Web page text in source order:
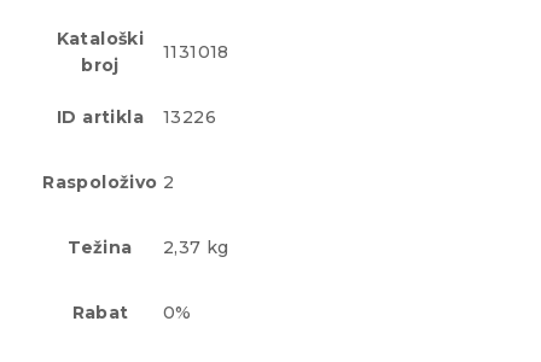
Kataloški
broj
1131018
ID artikla 13226
Raspoloživo 2
Težina 2,37 kg
Rabat 0%